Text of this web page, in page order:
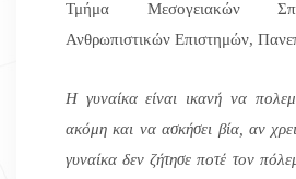
Τμήμα Μεσογειακών
Ανθρωπιστικών Επιστημών,
Η γυναίκα είναι ικανή να
ακόμη και να ασκήσει βία, αν
γυναίκα δεν ζήτησε ποτέ τον